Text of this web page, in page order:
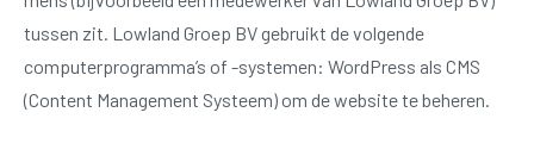
tussen zit. Lowland Groep BV gebruikt de volgende
computerprogramma’s of -systemen: WordPress als CMS
(Content Management Systeem) om de website te beheren.